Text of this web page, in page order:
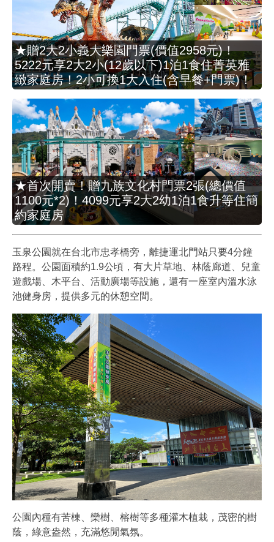
★贈2大2小義大樂園門票(價值2958元)！
5222元享2大2小(12歲以下)1泊1食住菁英雅
緻家庭房！2小可換1大入住(含早餐+門票)！
★首次開賣！贈九族文化村門票2張(總價值
1100元*2)！4099元享2大2幼1泊1食升等住簡
約家庭房
玉泉公園就在台北市忠孝橋旁，離捷運北門站只要4分鐘
路程。公園面積約1.9公頃，有大片草地、林蔭廊道、兒童
遊戲場、木平台、活動廣場等設施，還有一座室內溫水泳
池健身房，提供多元的休憩空間。
公園內種有苦棟、欒樹、榕樹等多種灌木植栽，茂密的樹
蔭，綠意盎然，充滿悠閒氣氛。